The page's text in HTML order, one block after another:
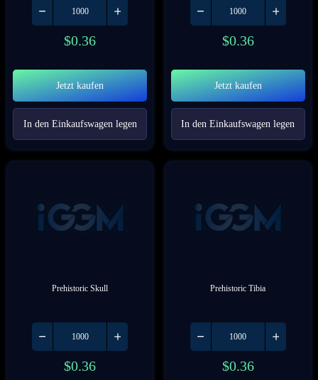
$0.36
Jetzt kaufen
In den Einkaufswagen legen
$0.36
Jetzt kaufen
In den Einkaufswagen legen
Prehistoric Skull
$0.36
Prehistoric Tibia
$0.36